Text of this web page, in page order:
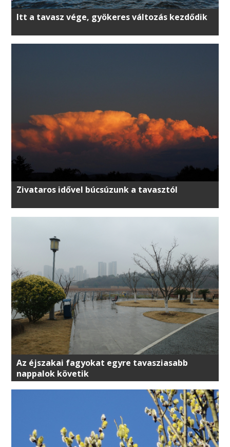
Itt a tavasz vége, gyökeres változás kezdődik
Zivataros idővel búcsúzunk a tavasztól
Az éjszakai fagyokat egyre tavasziasabb
nappalok követik